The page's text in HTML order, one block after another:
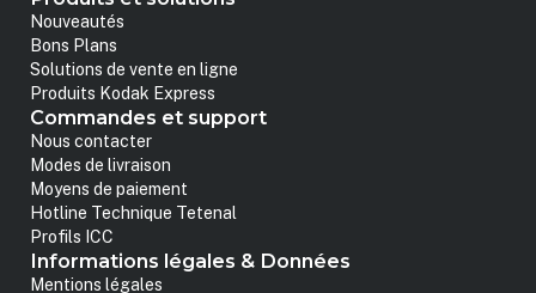
Nouveautés
Bons Plans
Solutions de vente en ligne
Produits Kodak Express
Commandes et support
Nous contacter
Modes de livraison
Moyens de paiement
Hotline Technique Tetenal
Profils ICC
Informations légales & Données
Mentions légales